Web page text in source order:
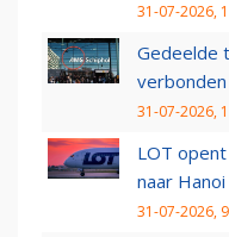
31-07-2026,
Gedeelde
31-07-2026,
LOT
naar Hanoi
31-07-2026,